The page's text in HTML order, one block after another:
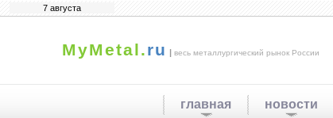
7 августа
MyMetal.ru | весь металлургический рынок России
главная новости